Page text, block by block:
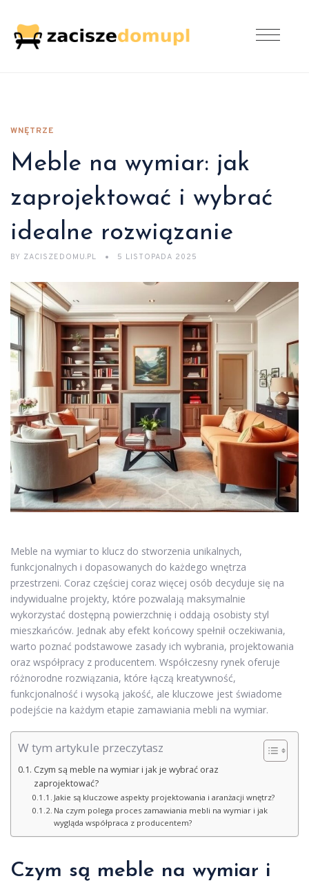
WNĘTRZE
Meble na wymiar: jak
zaprojektować i wybrać
idealne rozwiązanie
BY ZACISZEDOMU.PL 5 LISTOPADA 2025
Meble na wymiar to klucz do stworzenia unikalnych,
funkcjonalnych i dopasowanych do każdego wnętrza
przestrzeni. Coraz częściej coraz więcej osób decyduje się na
indywidualne projekty, które pozwalają maksymalnie
wykorzystać dostępną powierzchnię i oddają osobisty styl
mieszkańców. Jednak aby efekt końcowy spełnił oczekiwania,
warto poznać podstawowe zasady ich wybrania, projektowania
oraz współpracy z producentem. Współczesny rynek oferuje
różnorodne rozwiązania, które łączą kreatywność,
funkcjonalność i wysoką jakość, ale kluczowe jest świadome
podejście na każdym etapie zamawiania mebli na wymiar.
W tym artykule przeczytasz
Czym są meble na wymiar i jak je wybrać oraz
zaprojektować?
Jakie są kluczowe aspekty projektowania i aranżacji wnętrz?
Na czym polega proces zamawiania mebli na wymiar i jak
wygląda współpraca z producentem?
Czym są meble na wymiar i